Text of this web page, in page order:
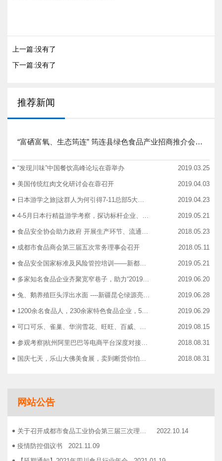
上一篇:没有了
下一篇:没有了
推荐新闻
“富硒富氧、生态筠连” 筠连县绿色食品产业招商推介会圆满举行
“发现川味”中国餐饮高峰论坛在蓉举办 2019.03.25
美国传统红肉文化研讨会在蓉召开 2019.04.03
日本游学之旅|这群人为何引得7-11总部5大高管集团出动 2019.04.23
4-5月日本行精益游学考察，探访标杆企业、解析成功密码 2019.05.21
食品安全协会助力政府 开展生产环节、流通环节、餐饮环节培训会 2018.05.23
成都市食品商会第三届五次常务理事会召开 2018.05.11
食品安全国家标准及风险管控培训——新都站、广汉站、简阳站 2019.05.21
多家知名食品企业齐聚宽窄巷子，助力“2019食品安全宣传周” 2019.06.20
兔、鹅养殖巨头浮出水面 ----新疆昆仑绿源亮相成都餐饮供应链展 引领绿色食材新高度 2019.06.28
1200余名食品人，230余家特色食品企业，50余家新零售平台齐聚成都“搞事情”！ 2019.06.29
可口可乐、雀巢、华润雪花、旺旺、百威、青岛啤酒，销售过亿的经销商等齐聚上海，只为2019中国快消品大会！ 2019.08.15
参观考察|杭州阿里巴巴等电商平台深度对接，仅剩3个名额！ 2018.08.31
国庆七天，乐山大佛美食展，卖到断货你怕了吗？ 2018.08.31
志宏印务灾后复产暨十五周年感恩答谢会
网站公告
关于召开成都市食品工业协会第三届三次理事会的通知
2022.10.14
疫情防控倡议书
2021.11.09